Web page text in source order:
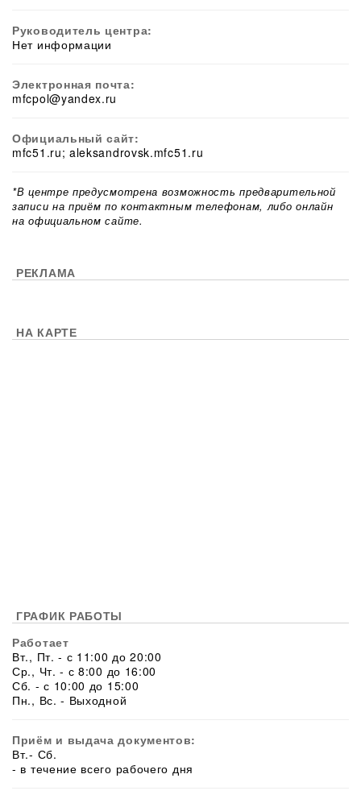
Руководитель центра:
Нет информации
Электронная почта:
mfcpol@yandex.ru
Официальный сайт:
mfc51.ru; aleksandrovsk.mfc51.ru
*В центре предусмотрена возможность предварительной
записи на приём по контактным телефонам, либо онлайн
на официальном сайте.
РЕКЛАМА
НА КАРТЕ
ГРАФИК РАБОТЫ
Работает
Вт., Пт. - с 11:00 до 20:00
Ср., Чт. - с 8:00 до 16:00
Сб. - с 10:00 до 15:00
Пн., Вс. - Выходной
Приём и выдача документов:
Вт.- Сб.
- в течение всего рабочего дня